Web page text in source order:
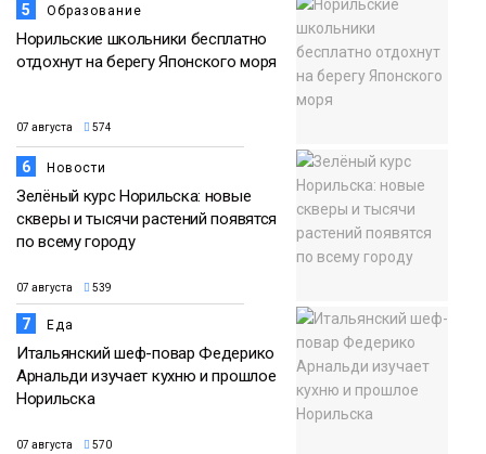
5 Образование
Норильские школьники бесплатно
отдохнут на берегу Японского моря
07 августа 574
6 Новости
Зелёный курс Норильска: новые
скверы и тысячи растений появятся
по всему городу
07 августа 539
7 Еда
Итальянский шеф-повар Федерико
Арнальди изучает кухню и прошлое
Норильска
07 августа 570